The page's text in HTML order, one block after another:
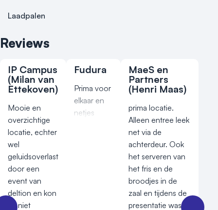
Laadpalen
Reviews
IP Campus
(Milan van
Ettekoven)
Mooie en
overzichtige
locatie, echter
wel
geluidsoverlast
door een
event van
deltion en kon
dit niet
Fudura
Prima voor
elkaar en
netjes
MaeS en
Partners
(Henri Maas)
prima locatie.
Alleen entree leek
net via de
achterdeur. Ook
het serveren van
het fris en de
broodjes in de
zaal en tijdens de
presentatie was